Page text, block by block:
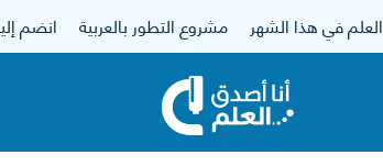
العلم في هذا الشهر مشروع التطور بالعربية انضم